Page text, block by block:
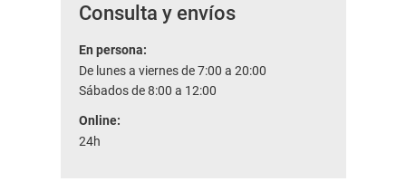
Consulta y envíos
En persona:
De lunes a viernes de 7:00 a 20:00
Sábados de 8:00 a 12:00
Online:
24h